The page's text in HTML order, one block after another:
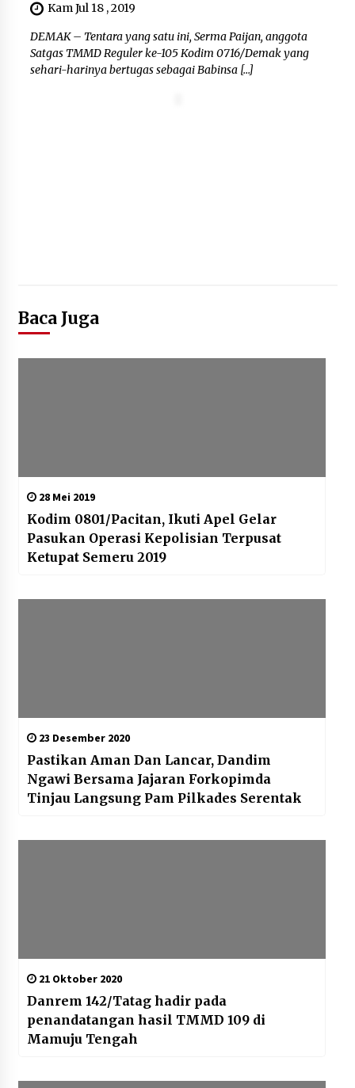
Pelantikan dan Sertijab Pejabat
Tinggi Kemhan
8 Agustus 2026
Kam Jul 18 , 2019
DEMAK – Tentara yang satu ini, Serma Paijan, anggota
Satgas TMMD Reguler ke-105 Kodim 0716/Demak yang
sehari-harinya bertugas sebagai Babinsa […]
Baca Juga
28 Mei 2019
Kodim 0801/Pacitan, Ikuti Apel Gelar
Pasukan Operasi Kepolisian Terpusat
Ketupat Semeru 2019
23 Desember 2020
Pastikan Aman Dan Lancar, Dandim
Ngawi Bersama Jajaran Forkopimda
Tinjau Langsung Pam Pilkades Serentak
21 Oktober 2020
Danrem 142/Tatag hadir pada
penandatangan hasil TMMD 109 di
Mamuju Tengah